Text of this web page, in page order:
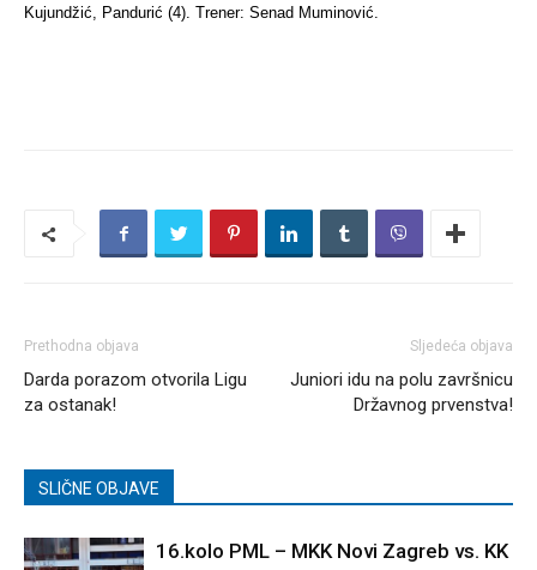
Kujundžić, Pandurić (4). Trener: Senad Muminović.
Prethodna objava
Darda porazom otvorila Ligu
za ostanak!
Sljedeća objava
Juniori idu na polu završnicu
Državnog prvenstva!
SLIČNE OBJAVE
16.kolo PML – MKK Novi Zagreb vs. KK